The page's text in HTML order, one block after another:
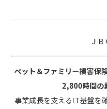
Ｊ
ペット＆ファミリー損害保
2,800時間の
事業成長を支えるIT基盤を